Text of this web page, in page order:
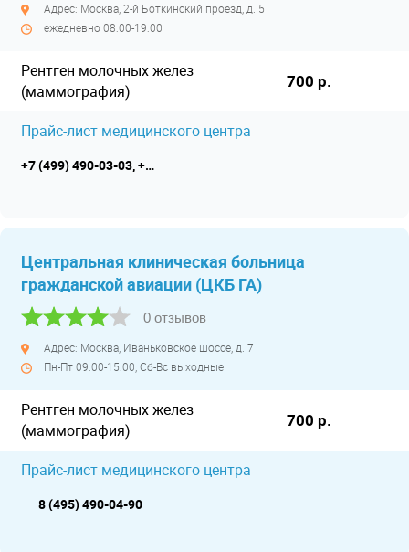
Адрес: Москва, 2-й Боткинский проезд, д. 5
ежедневно 08:00-19:00
Рентген молочных желез
(маммография)
700 р.
Прайс-лист медицинского центра
+7 (499) 490-03-03, +7 (800) 600-31-41
Центральная клиническая больница
гражданской авиации (ЦКБ ГА)
0 отзывов
Адрес: Москва, Иваньковское шоссе, д. 7
Пн-Пт 09:00-15:00, Сб-Вс выходные
Рентген молочных желез
(маммография)
700 р.
Прайс-лист медицинского центра
8 (495) 490-04-90